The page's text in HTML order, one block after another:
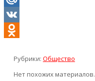
Mail.Ru
VK
Рубрики: Общество
Нет похожих материалов.